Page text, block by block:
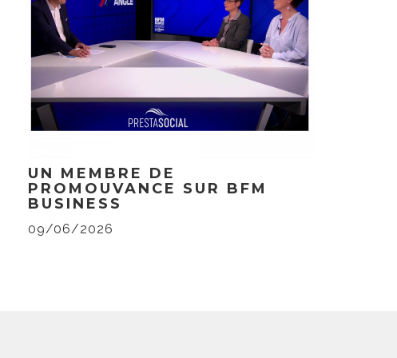
UN MEMBRE DE
PROMOUVANCE SUR BFM
BUSINESS
09/06/2026